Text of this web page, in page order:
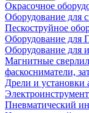
Окрасочное
Оборудование для
Пескоструйное
Оборудование для
Оборудование для
Магнитные
фаскосниматели,
Дрели и установки
Электроинструмент
Пневматический